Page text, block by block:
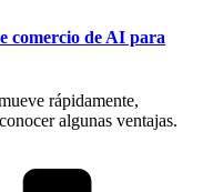
comercio de AI para
rápidamente,
algunas ventajas.